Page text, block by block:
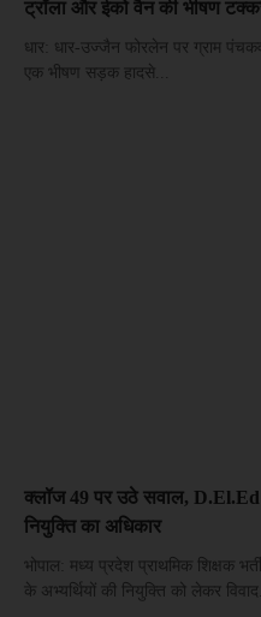
ट्रॉला और ईको वैन की भीषण
धार: धार-उज्जैन फोरलेन पर ग्राम
एक भीषण सड़क हादसे...
क्लॉज 49 पर उठे सवाल, D.El.Ed
नियुक्ति का अधिकार
भोपाल: मध्य प्रदेश प्राथमिक शिक्षक
के अभ्यर्थियों की नियुक्ति को लेकर